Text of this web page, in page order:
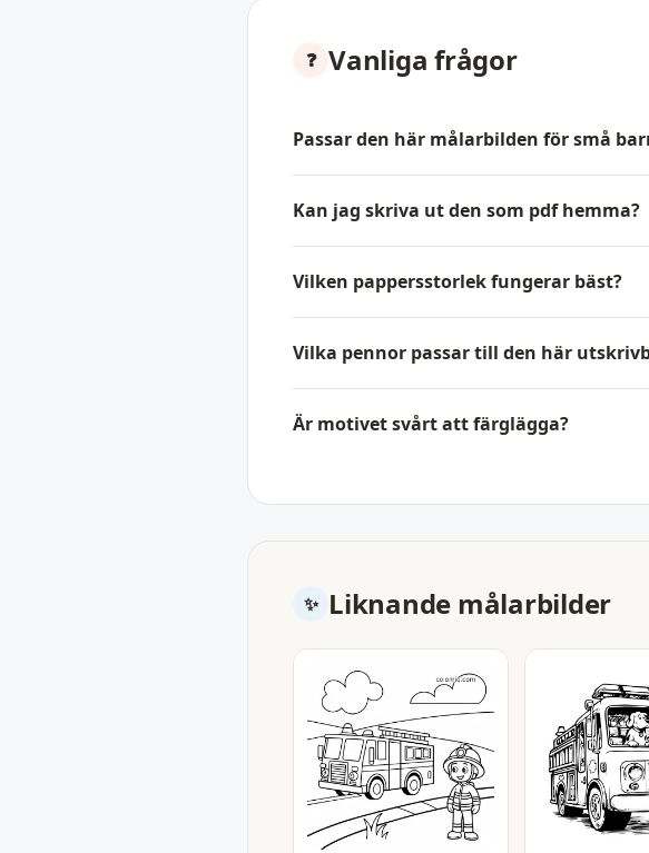
Vanliga frågor
Passar den här målarbilden för små
Kan jag skriva ut den som pdf hemma?
Vilken pappersstorlek fungerar bäst?
Vilka pennor passar till den här
Är motivet svårt att färglägga?
Liknande målarbilder